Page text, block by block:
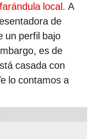
local. A
de
un perfil bajo
es de
casada con
lo contamos a